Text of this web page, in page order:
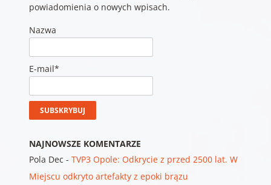
powiadomienia o nowych wpisach.
Nazwa
E-mail*
NAJNOWSZE KOMENTARZE
Pola Dec - TVP3 Opole: Odkrycie z przed 2500 lat. W
Miejscu odkryto artefakty z epoki brązu